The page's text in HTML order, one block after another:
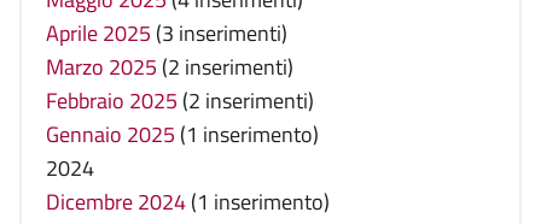
Aprile 2025 (3 inserimenti)
Marzo 2025 (2 inserimenti)
Febbraio 2025 (2 inserimenti)
Gennaio 2025 (1 inserimento)
2024
Dicembre 2024(1 inserimento)